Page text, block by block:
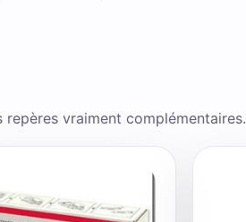
vraiment complémentaires.